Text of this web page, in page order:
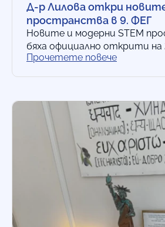
Д-р Лилова откри
пространства в 9. ФЕГ
Новите и модерни STEM
бяха официално открити на
Френска езикова гимназия
Прочетете повече